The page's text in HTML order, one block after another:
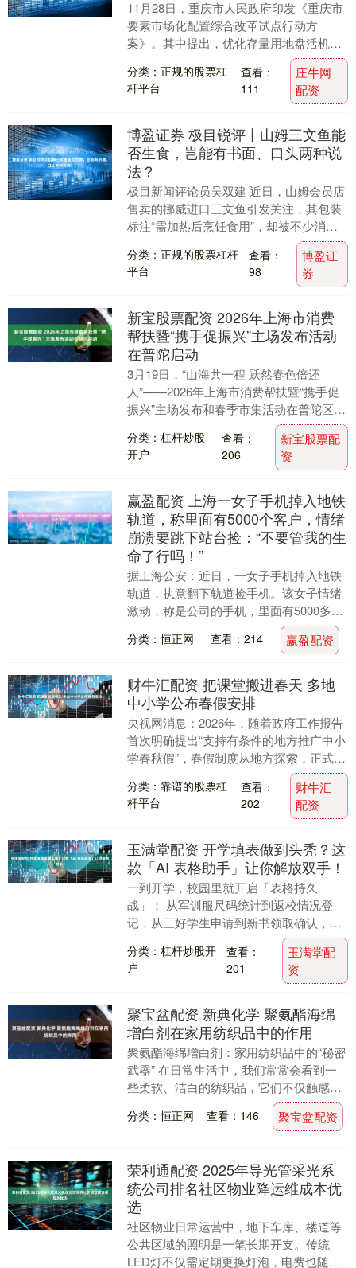
11月28日，重庆市人民政府印发《重庆市
要素市场化配置综合改革试点行动方
案》。其中提出，优化存量用地盘活机
制。有序推进盘活存量商品房转为保障性
住房改革。支持使用....
分类：正规的股票杠
杆平台
查看：
111
庄牛网
配资
博盈证券 极目锐评丨山姆三文鱼能
否生食，岂能有书面、口头两种说
法？
极目新闻评论员吴双建 近日，山姆会员店
售卖的挪威进口三文鱼引发关注，其包装
标注“需加热后烹饪食用”，却被不少消费
者当作刺身生食，相关话题“山姆三文鱼不
可生食”迅....
分类：正规的股票杠杆
平台
查看：
98
博盈证
券
新宝股票配资 2026年上海市消费
帮扶暨“携手促振兴”主场发布活动
在普陀启动
3月19日，“山海共一程 跃然春色倍还
人”——2026年上海市消费帮扶暨“携手促
振兴”主场发布和春季市集活动在普陀区半
马苏河公园启动。上海市副市长陈宇剑，
市政府....
分类：杠杆炒股
开户
查看：
206
新宝股票配
资
赢盈配资 上海一女子手机掉入地铁
轨道，称里面有5000个客户，情绪
崩溃要跳下站台捡：“不要管我的生
命了行吗！”
据上海公安：近日，一女子手机掉入地铁
轨道，执意翻下轨道捡手机。该女子情绪
激动，称是公司的手机，里面有5000多个
客户的联系方式，“不要管我的生命行了
吗！” 民警....
分类：恒正网 查看：214 赢盈配资
财牛汇配资 把课堂搬进春天 多地
中小学公布春假安排
央视网消息：2026年，随着政府工作报告
首次明确提出“支持有条件的地方推广中小
学春秋假”，春假制度从地方探索，正式上
升为国家层面的政策导向。这个春天，江
苏、四川....
分类：靠谱的股票杠
杆平台
查看：
202
财牛汇
配资
玉满堂配资 开学填表做到头秃？这
款「AI 表格助手」让你解放双手！
一到开学，校园里就开启「表格持久
战」： 从军训服尺码统计到返校情况登
记，从三好学生申请到新书领取确认，再
到让人头大的综测加分明细汇总，填表格
成了绕不开的「开学任....
分类：杠杆炒股开
户
查看：
201
玉满堂配
资
聚宝盆配资 新典化学 聚氨酯海绵
增白剂在家用纺织品中的作用
聚氨酯海绵增白剂：家用纺织品中的“秘密
武器” 在日常生活中，我们常常会看到一
些柔软、洁白的纺织品，它们不仅触感舒
适，还能让家居环境显得更加明亮和温
馨。这些纺织品....
分类：恒正网 查看：146 聚宝盆配资
荣利通配资 2025年导光管采光系
统公司排名社区物业降运维成本优
选
社区物业日常运营中，地下车库、楼道等
公共区域的照明是一笔长期开支。传统
LED灯不仅需定期更换灯泡，电费也随使